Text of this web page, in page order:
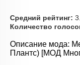
Средний рейтинг:
Количество
Описание мода:
Плантс) [МОД